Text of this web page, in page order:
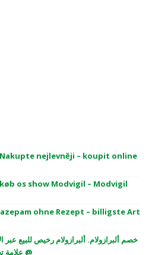
nejlevněji – koupit online
os show Modvigil – Modvigil
ohne Rezept – billigste Art
خصم ألبرازولام. ألبرازولام رخيص للبيع عبر
علامة تجارية بدون وصفة طبية ألبرازولام @